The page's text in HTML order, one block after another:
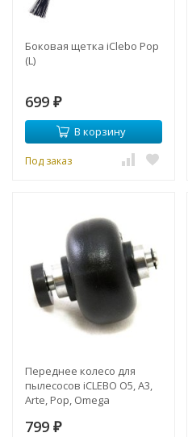
Боковая щетка iClebo Pop
(L)
699 ₽
В корзину
Под заказ
Переднее колесо для
пылесосов iCLEBO O5, A3,
Arte, Pop, Omega
799 ₽